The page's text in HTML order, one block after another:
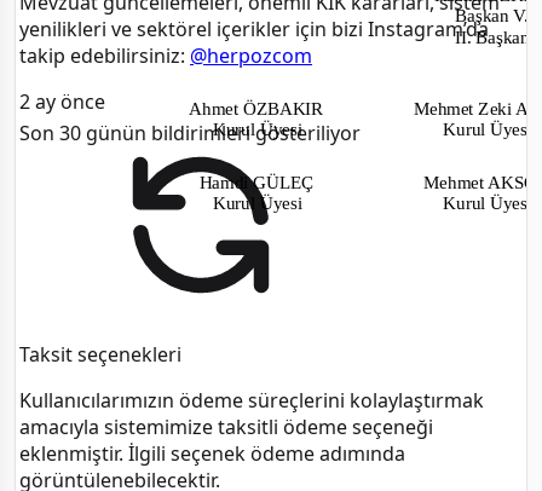
yenilikleri ve sektörel içerikler için bizi Instagram’da
takip edebilirsiniz: @herpozcom
2 ay önce
Taksit seçenekleri
Kullanıcılarımızın ödeme süreçlerini kolaylaştırmak
amacıyla sistemimize taksitli ödeme seçeneği
eklenmiştir. İlgili seçenek ödeme adımında
görüntülenebilecektir.
Son 30 günün bildirimleri gösteriliyor
Başkan V.
II. Başkan
Ahmet ÖZBAKIR
Kurul Üyesi
Mehmet Zeki
Kurul Üyesi
Hamdi GÜLEÇ
Kurul Üyesi
Mehmet
Kurul Üyesi